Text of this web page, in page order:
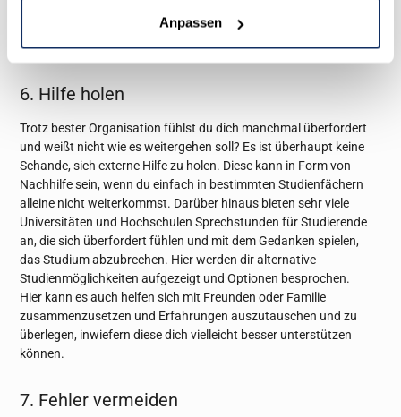
Anpassen
und fokussiere dich stattdessen auf deine To-do’s. Der Rest kann
warten!
6. Hilfe holen
Trotz bester Organisation fühlst du dich manchmal überfordert
und weißt nicht wie es weitergehen soll? Es ist überhaupt keine
Schande, sich externe Hilfe zu holen. Diese kann in Form von
Nachhilfe sein, wenn du einfach in bestimmten Studienfächern
alleine nicht weiterkommst. Darüber hinaus bieten sehr viele
Universitäten und Hochschulen Sprechstunden für Studierende
an, die sich überfordert fühlen und mit dem Gedanken spielen,
das Studium abzubrechen. Hier werden dir alternative
Studienmöglichkeiten aufgezeigt und Optionen besprochen.
Hier kann es auch helfen sich mit Freunden oder Familie
zusammenzusetzen und Erfahrungen auszutauschen und zu
überlegen, inwiefern diese dich vielleicht besser unterstützen
können.
7. Fehler vermeiden